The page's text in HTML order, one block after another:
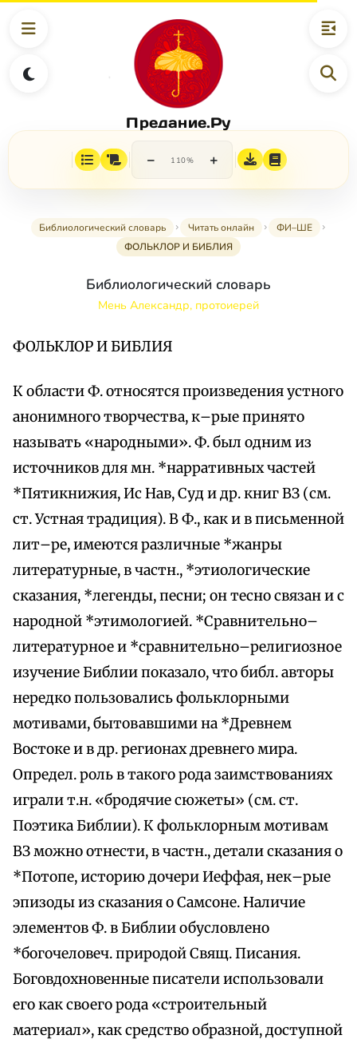
Предание.Ру
− 110% +
Библиологический словарь Читать онлайн
ФИ–ШЕ
ФОЛЬКЛОР И БИБЛИЯ
Библиологический словарь
Мень Александр, протоиерей
ФОЛЬКЛОР И БИБЛИЯ
К области Ф. относятся произведения устного
анонимного творчества, к–рые принято
называть «народными». Ф. был одним из
источников для мн. *нарративных частей
*Пятикнижия, Ис Нав, Суд и др. книг ВЗ (см.
ст. Устная традиция). В Ф., как и в письменной
лит–ре, имеются различные *жанры
литературные, в частн., *этиологические
сказания, *легенды, песни; он тесно связан и с
народной *этимологией. *Сравнительно–
литературное и *сравнительно–религиозное
изучение Библии показало, что библ. авторы
нередко пользовались фольклорными
мотивами, бытовавшими на *Древнем
Востоке и в др. регионах древнего мира.
Определ. роль в такого рода заимствованиях
играли т.н. «бродячие сюжеты» (см. ст.
Поэтика Библии). К фольклорным мотивам
ВЗ можно отнести, в частн., детали сказания о
*Потопе, историю дочери Иеффая, нек–рые
эпизоды из сказания о Самсоне. Наличие
элементов Ф. в Библии обусловлено
*богочеловеч. природой Свящ. Писания.
Боговдохновенные писатели использовали
его как своего рода «строительный
материал», как средство образной, доступной